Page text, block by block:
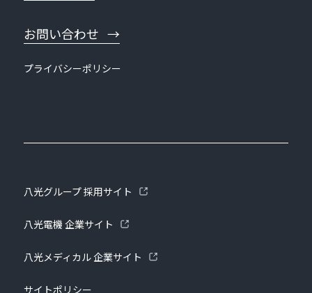
お問い合わせ
プライバシーポリシー
八光グループ 採用サイト
八光電機 企業サイト
八光メディカル 企業サイト
サイトポリシー